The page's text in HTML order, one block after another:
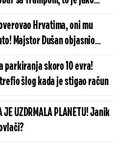
Hrvatima, oni mu
Majstor Dušan objasnio
vozač postao žrtva prevare!
parkiranja skoro 10 evra!
šlog kada je stigao račun
JE UZDRMALA PLANETU! Janik